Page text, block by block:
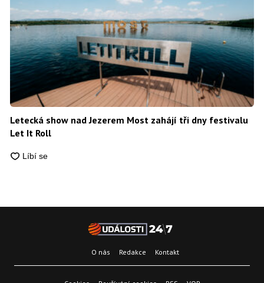
Letecká show nad Jezerem Most zahájí tři dny festivalu
Let It Roll
O nás Redakce Kontakt